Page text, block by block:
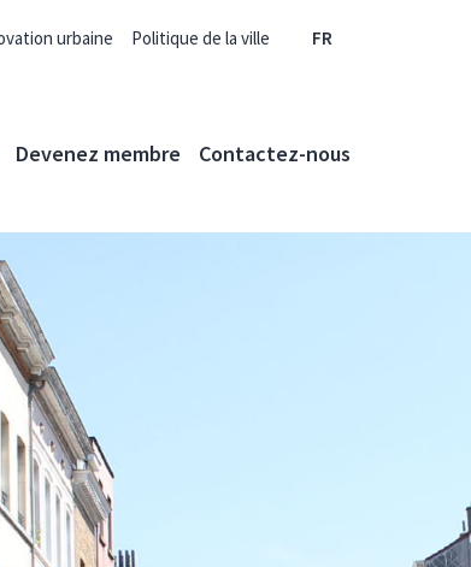
urbaine Politique de la ville FR
Devenez membre Contactez-nous